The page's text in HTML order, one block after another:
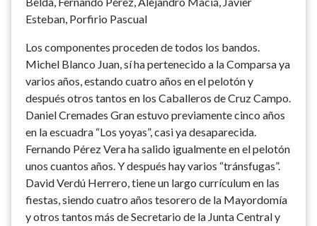
Esteban, Porfirio Pascual
Los componentes proceden de todos los bandos.
Michel Blanco Juan, sí ha pertenecido a la Comparsa ya
varios años, estando cuatro años en el pelotón y
después otros tantos en los Caballeros de Cruz Campo.
Daniel Cremades Gran estuvo previamente cinco años
en la escuadra “Los yoyas”, casi ya desaparecida.
Fernando Pérez Vera ha salido igualmente en el pelotón
unos cuantos años. Y después hay varios “tránsfugas”.
David Verdú Herrero, tiene un largo currículum en las
fiestas, siendo cuatro años tesorero de la Mayordomía
y otros tantos más de Secretario de la Junta Central y